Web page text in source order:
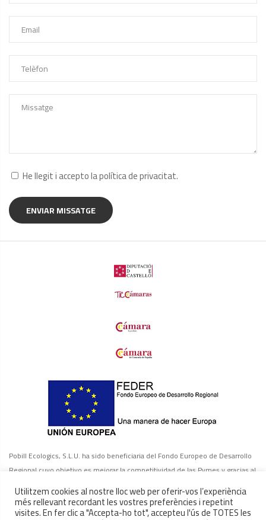
Utilitzem cookies al nostre lloc web per oferir-vos l’experiència
més rellevant recordant les vostres preferències i repetint
visites. En fer clic a "Accepta-ho tot", accepteu l'ús de TOTES les
He llegit i accepto lapolítica de privacitat.
Pobill Ecologics, S.L.U. ha sido beneficiaria del Fondo Europeo de Desarrollo
Regional cuyo objetivo es mejorar la competitividad de las Pymes y gracias al
cual ha puesto en marcha un Plan de Marketing Digital Internacional con el
objetivo de mejorar su posicionamiento online en mercados exteriores
durante el año 2022-2023. Para ello ha contado con el apoyo del Programa